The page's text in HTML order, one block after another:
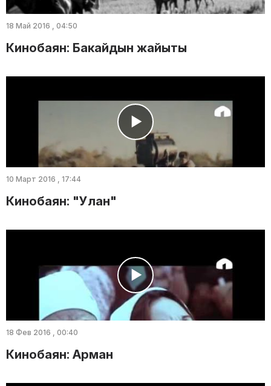
18 Май 2016 , 04:50
Кинобаян: Бакайдын жайыты
10 Март 2016 , 17:44
Кинобаян: "Улан"
18 Фев 2016 , 00:40
Кинобаян: Арман